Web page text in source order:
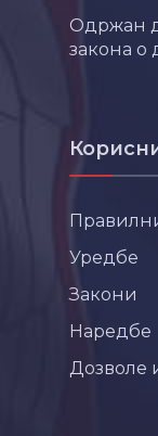
Одржан
закона
Уредбе
Закони
Наредбе
Дозволе